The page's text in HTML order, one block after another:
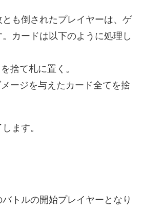
も倒されたプレイヤーは、ゲ
カードは以下のように処理し
捨て札に置く。
ージを与えたカード全てを捨
ます。
トルの開始プレイヤーとなり